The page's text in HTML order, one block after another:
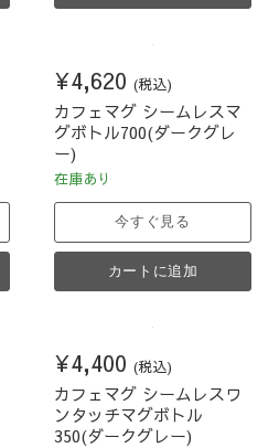
¥4,620 (税込)
カフェマグ シームレスマ
グボトル700(ダークグレ
ー)
在庫あり
今すぐ見る
カートに追加
¥4,400 (税込)
カフェマグ シームレスワ
ンタッチマグボトル
350(ダークグレー)